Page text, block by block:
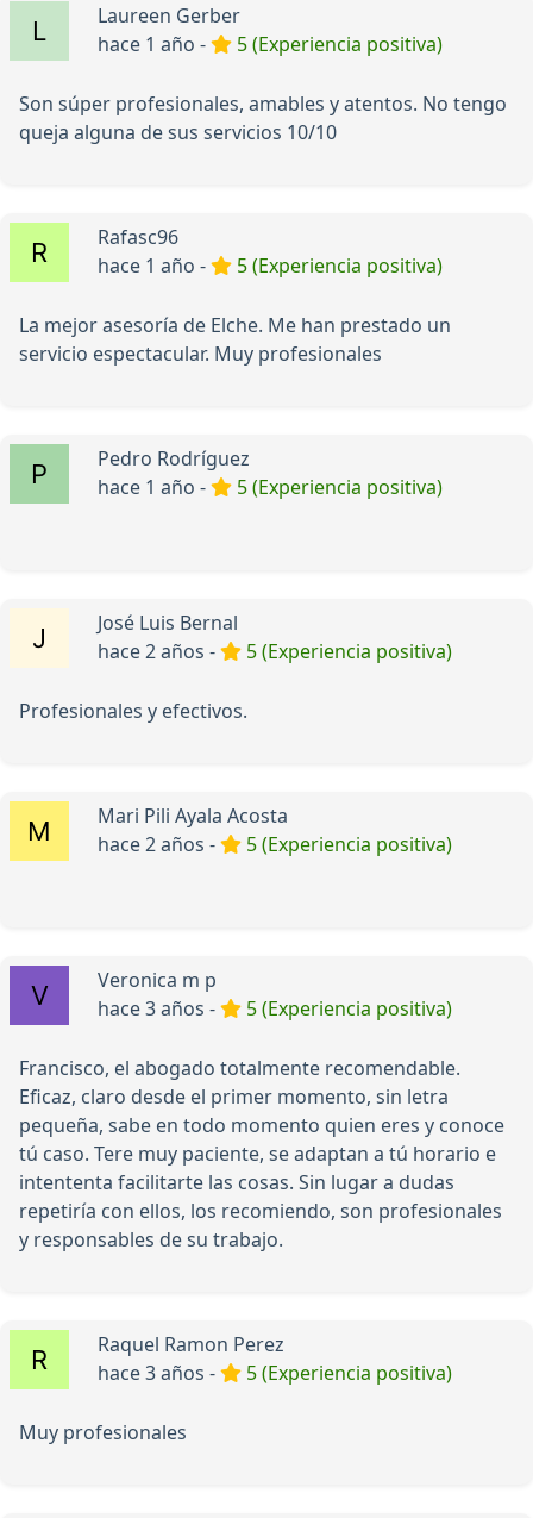
Laureen Gerber
hace 1 año -
5 (Experiencia positiva)
Son súper profesionales, amables y atentos. No tengo
queja alguna de sus servicios 10/10
Rafasc96
hace 1 año -
5 (Experiencia positiva)
La mejor asesoría de Elche. Me han prestado un
servicio espectacular. Muy profesionales
Pedro Rodríguez
hace 1 año -
5 (Experiencia positiva)
José Luis Bernal
hace 2 años -
5 (Experiencia positiva)
Profesionales y efectivos.
Mari Pili Ayala Acosta
hace 2 años -
5 (Experiencia positiva)
Veronica m p
hace 3 años -
5 (Experiencia positiva)
Francisco, el abogado totalmente recomendable.
Eficaz, claro desde el primer momento, sin letra
pequeña, sabe en todo momento quien eres y conoce
tú caso. Tere muy paciente, se adaptan a tú horario e
intententa facilitarte las cosas. Sin lugar a dudas
repetiría con ellos, los recomiendo, son profesionales
y responsables de su trabajo.
Raquel Ramon Perez
hace 3 años -
5 (Experiencia positiva)
Muy profesionales